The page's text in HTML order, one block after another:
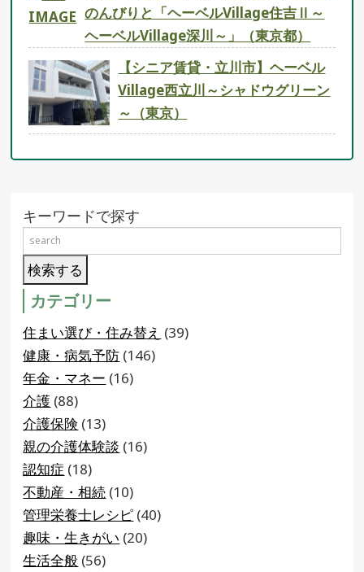
のんびりと「ヘーベルVillage住吉Ⅱ～
ヘーベルVillage深川～」（東京都）
【シニア賃貸・立川市】ヘーベル
Village西立川～シャドウグリーン
～（東京）
キーワードで探す
カテゴリー
住まい選び・住み替え (39)
健康・病気予防 (146)
年金・マネー (16)
介護 (88)
介護保険 (13)
親の介護体験談 (16)
認知症 (18)
不動産・相続 (10)
管理栄養士レシピ (40)
趣味・生きがい (20)
生活全般 (56)